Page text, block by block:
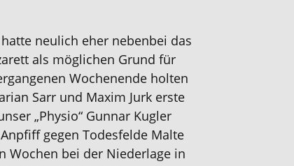
neulich eher nebenbei das
als möglichen Grund für
Wochenende holten
Sarr und Maxim Jurk erste
„Physio“ Gunnar Kugler
gegen Todesfelde Malte
Wochen bei der Niederlage in